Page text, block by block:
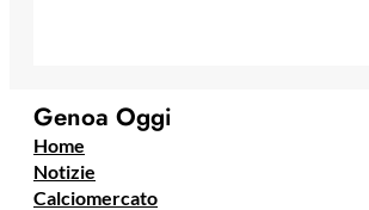
Genoa Oggi
Home
Notizie
Calciomercato